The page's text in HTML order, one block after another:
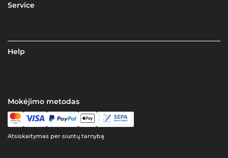
Service
Help
Mokėjimo metodas
Atsiskaitymas per siuntų tarnybą